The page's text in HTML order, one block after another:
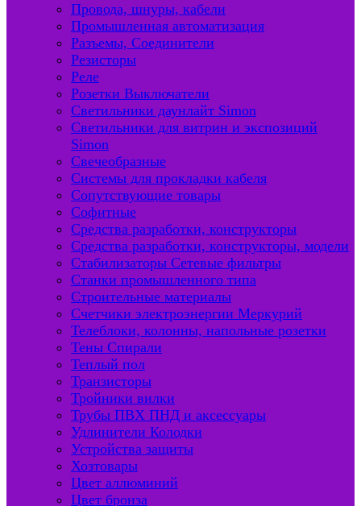
Провода, шнуры, кабели
Промышленная автоматизация
Разъемы, Соединители
Резисторы
Реле
Розетки Выключатели
Светильники даунлайт Simon
Светильники для витрин и экспозиций
Simon
Свечеобразные
Системы для прокладки кабеля
Сопутствующие товары
Софитные
Средства разработки, конструкторы
Средства разработки, конструкторы, модели
Стабилизаторы Сетевые фильтры
Станки промышленного типа
Строительные материалы
Счетчики электроэнергии Меркурий
Телеблоки, колонны, напольные розетки
Тены Спирали
Теплый пол
Транзисторы
Тройники вилки
Трубы ПВХ ПНД и аксессуары
Удлинители Колодки
Устройства защиты
Хозтовары
Цвет аллюминий
Цвет бронза